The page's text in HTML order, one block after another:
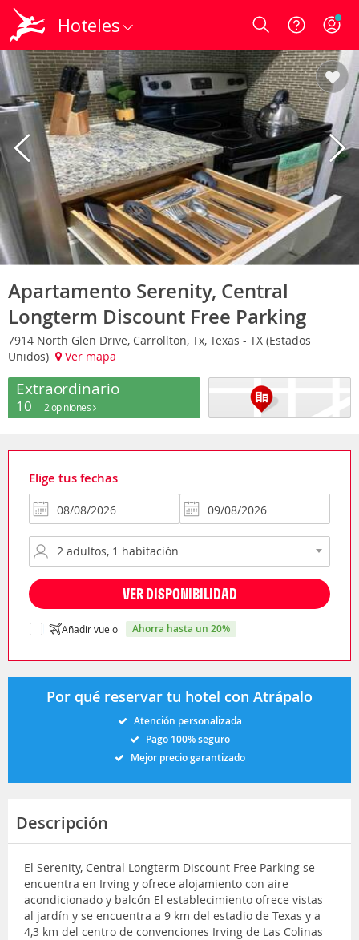
Hoteles Login
Apartamento Serenity, Central
Longterm Discount Free Parking
7914 North Glen Drive, Carrollton, Tx, Texas - TX (Estados
Unidos)
Ver mapa
Extraordinario
10 2 opiniones
Elige tus fechas
VER DISPONIBILIDAD
Añadir vuelo ahorra hasta un 20%
Por qué reservar tu hotel con Atrápalo
Atención personalizada
Pago 100% seguro
Mejor precio garantizado
Descripción
El Serenity, Central Longterm Discount Free Parking se
encuentra en Irving y ofrece alojamiento con aire
acondicionado y balcón El establecimiento ofrece vistas
al jardín y se encuentra a 9 km del estadio de Texas y a
4,3 km del centro de convenciones Irving de Las Colinas